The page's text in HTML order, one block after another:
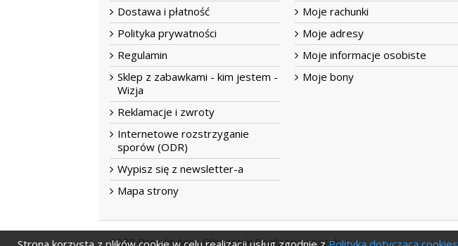
Dostawa i płatność
Polityka prywatności
Regulamin
Sklep z zabawkami - kim jestem -
Wizja
Reklamacje i zwroty
Internetowe rozstrzyganie
sporów (ODR)
Wypisz się z newsletter-a
Mapa strony
Moje rachunki
Moje adresy
Moje informacje osobiste
Moje bony
2022 Projekt Anna Oleszczuk Realizacja Leszek ;).